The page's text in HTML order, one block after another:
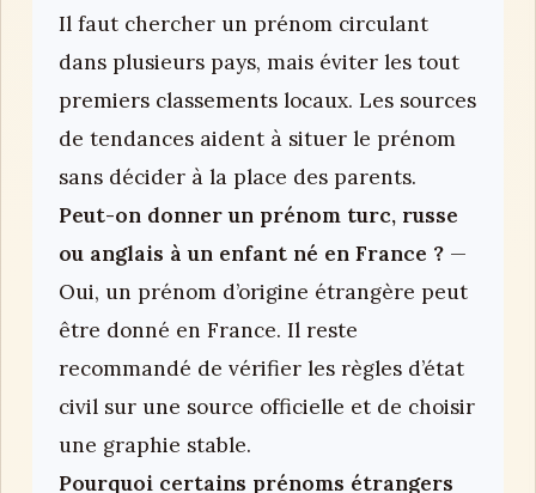
Il faut chercher un prénom circulant
dans plusieurs pays, mais éviter les tout
premiers classements locaux. Les sources
de tendances aident à situer le prénom
sans décider à la place des parents.
Peut-on donner un prénom turc, russe
ou anglais à un enfant né en France ? —
Oui, un prénom d’origine étrangère peut
être donné en France. Il reste
recommandé de vérifier les règles d’état
civil sur une source officielle et de choisir
une graphie stable.
Pourquoi certains prénoms étrangers